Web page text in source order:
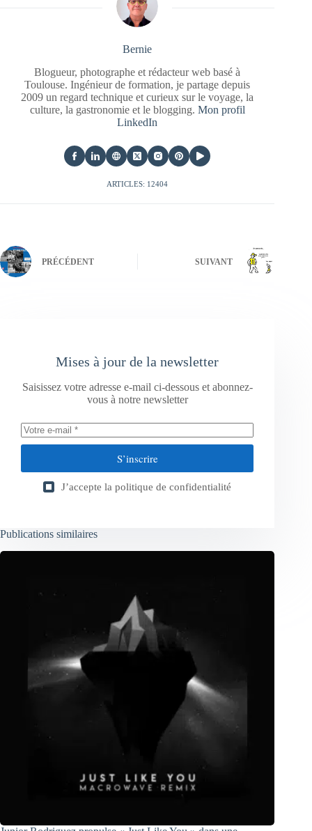
Bernie
Blogueur, photographe et rédacteur web basé à
Toulouse. Ingénieur de formation, je partage depuis
2009 un regard technique et curieux sur le voyage, la
culture, la gastronomie et le blogging. Mon profil
LinkedIn
ARTICLES: 12404
PRÉCÉDENT SUIVANT
Mises à jour de la newsletter
Saisissez votre adresse e-mail ci-dessous et abonnez-
vous à notre newsletter
S’inscrire
J’accepte la politique de confidentialité
Publications similaires